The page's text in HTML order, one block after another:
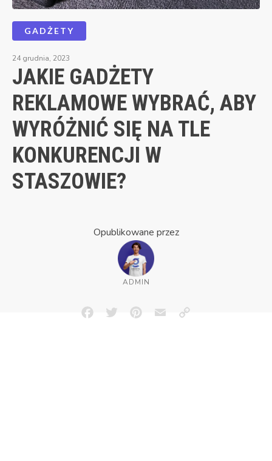
GADŻETY
24 grudnia, 2023
JAKIE GADŻETY
REKLAMOWE WYBRAĆ, ABY
WYRÓŻNIĆ SIĘ NA TLE
KONKURENCJI W
STASZOWIE?
Opublikowane przez
ADMIN
FacebookTwitterPinterestEmailCopy